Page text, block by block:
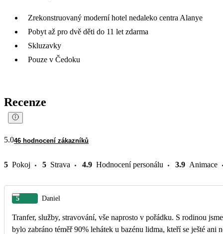
Zrekonstruovaný moderní hotel nedaleko centra Alanye
Pobyt až pro dvě děti do 11 let zdarma
Skluzavky
Pouze v Čedoku
Recenze
5.046 hodnocení zákazníků
5 Pokoj 5 Strava 4.9 Hodnocení personálu 3.9 Animace
5 Daniel
Tranfer, služby, stravování, vše naprosto v pořádku. S rodinou jsme si dovolenou užili a jsme spokojeni.
bylo zabráno téměř 90% lehátek u bazénu lidma, kteří se ješté